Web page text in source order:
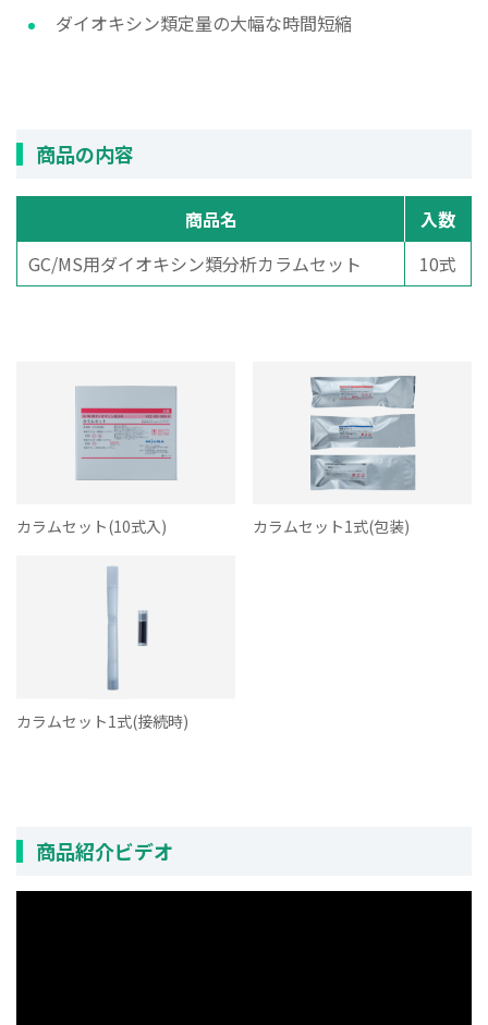
ダイオキシン類定量の大幅な時間短縮
商品の内容
商品名
入数
GC/MS用ダイオキシン類分析カラムセット
10式
カラムセット(10式入) カラムセット1式(包装)
カラムセット1式(接続時)
商品紹介ビデオ